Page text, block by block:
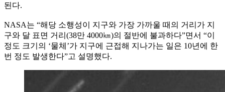
된다.
NASA는 “해당 소행성이 지구와 가장 가까울 때의 거리가 지
구와 달 표면 거리(38만 4000㎞)의 절반에 불과하다”면서 “이
정도 크기의 ‘물체’가 지구에 근접해 지나가는 일은 10년에 한
번 정도 발생한다”고 설명했다.